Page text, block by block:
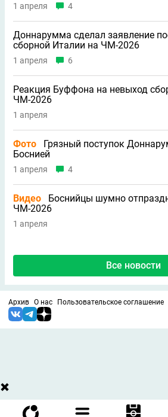
1 апреля 4
Доннарумма сделал заявление
сборной Италии на ЧМ-2026
1 апреля 6
Реакция Буффона на невыход
ЧМ-2026
1 апреля
Фото
Грязный поступок
Боснией
1 апреля 4
Видео
Боснийцы шумно
ЧМ-2026
1 апреля
Все новости
Архив О нас Пользовательское соглашение